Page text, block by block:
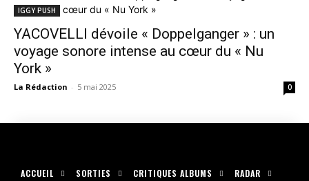
IGGY PUSH
YACOVELLI dévoile « Doppelganger » : un
voyage sonore intense au cœur du « Nu
York »
La Rédaction - 5 mai 2025 0
ACCUEIL SORTIES CRITIQUES ALBUMS
RADAR